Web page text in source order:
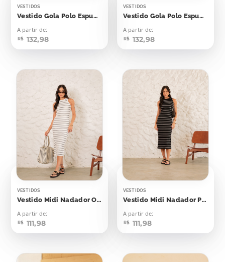
VESTIDOS
Vestido Gola Polo Espumante Rosê
A partir de:
R$ 132,98
VESTIDOS
Vestido Gola Polo Espumante Rosé
A partir de:
R$ 132,98
VESTIDOS
Vestido Midi Nadador Off Listras Pretas
A partir de:
R$ 111,98
VESTIDOS
Vestido Midi Nadador Preto Listras Off
A partir de:
R$ 111,98